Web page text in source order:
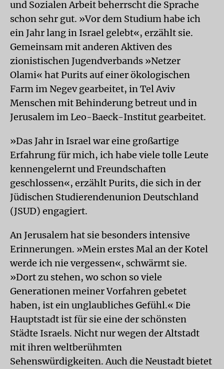
und Sozialen Arbeit beherrscht die Sprache
schon sehr gut. »Vor dem Studium habe ich
ein Jahr lang in Israel gelebt«, erzählt sie.
Gemeinsam mit anderen Aktiven des
zionistischen Jugendverbands »Netzer
Olami« hat Purits auf einer ökologischen
Farm im Negev gearbeitet, in Tel Aviv
Menschen mit Behinderung betreut und in
Jerusalem im Leo-Baeck-Institut gearbeitet.
»Das Jahr in Israel war eine großartige
Erfahrung für mich, ich habe viele tolle Leute
kennengelernt und Freundschaften
geschlossen«, erzählt Purits, die sich in der
Jüdischen Studierendenunion Deutschland
(JSUD) engagiert.
An Jerusalem hat sie besonders intensive
Erinnerungen. »Mein erstes Mal an der Kotel
werde ich nie vergessen«, schwärmt sie.
»Dort zu stehen, wo schon so viele
Generationen meiner Vorfahren gebetet
haben, ist ein unglaubliches Gefühl.« Die
Hauptstadt ist für sie eine der schönsten
Städte Israels. Nicht nur wegen der Altstadt
mit ihren weltberühmten
Sehenswürdigkeiten. Auch die Neustadt bietet